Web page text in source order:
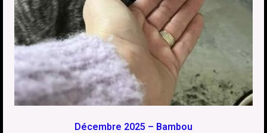
Décembre 2025 – Bambou